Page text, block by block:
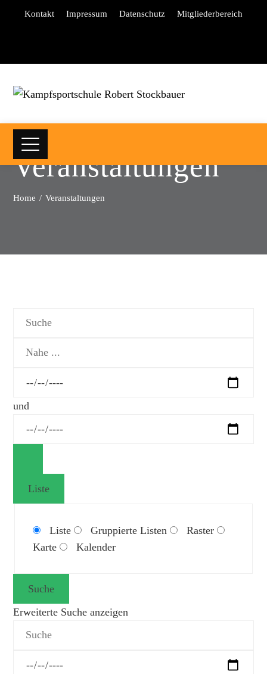
Kontakt Impressum Datenschutz Mitgliederbereich
Veranstaltungen
Home Veranstaltungen
und
Liste
Anzeigetyp
für
Liste Gruppierte Listen
Raster
Karte
Kalender
Suche
Erweiterte Suche anzeigen